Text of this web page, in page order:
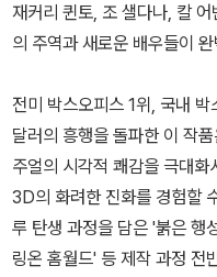
재커리 퀸토, 조 샐다나, 칼
의 주역과 새로운 배우들이
전미 박스오피스 1위, 국내
달러의 흥행을 돌파한 이 작
주얼의 시각적 쾌감을 극대
3D의 화려한 진화를 경험할
루 탄생 과정을 담은 '붉은 행
링온 홈월드' 등 제작 과정